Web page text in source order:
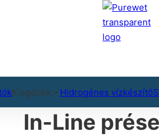
Kisgépek Hidrogénes vízkészítő
In-Line